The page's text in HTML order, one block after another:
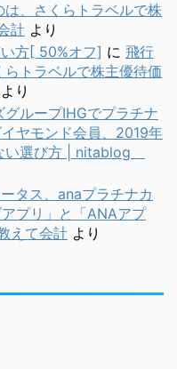
、さくらトラベルで株
計 より
方[ 50%オフ] に 飛行
トラベルで株主優待価
より
ループIHGでプラチナ
ヤモンド会員、2019年
い選び方 | nitablog
タス、anaプラチナカ
プリ」と「ANAアプ
えて会計 より